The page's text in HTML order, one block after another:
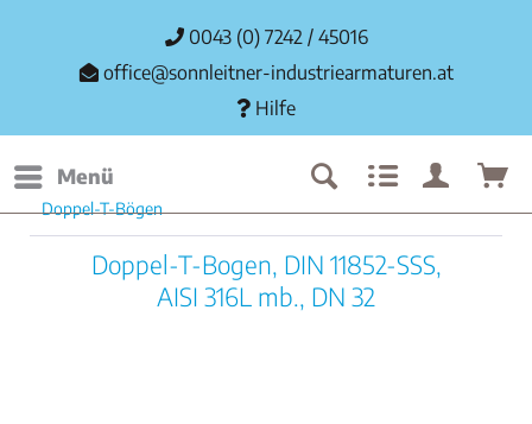
0043 (0) 7242 / 45016
office@sonnleitner-industriearmaturen.at
Hilfe
Menü
Doppel-T-Bögen
Doppel-T-Bogen, DIN 11852-SSS,
AISI 316L mb., DN 32